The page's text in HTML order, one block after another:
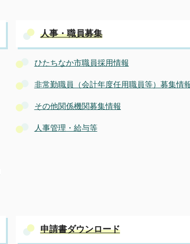
人事・職員募集
ひたちなか市職員採用情報
非常勤職員（会計年度任用職員等）募集情
その他関係機関募集情報
人事管理・給与等
申請書ダウンロード